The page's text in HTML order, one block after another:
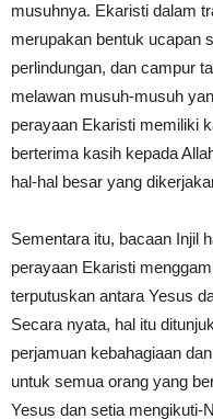
musuhnya. Ekaristi dalam
merupakan bentuk ucapan
perlindungan, dan campur
melawan musuh-musuh
perayaan Ekaristi memiliki
berterima kasih kepada
hal-hal besar yang
Sementara itu, bacaan Injil
perayaan Ekaristi
terputuskan antara Yesus
Secara nyata, hal itu
perjamuan kebahagiaan
untuk semua orang yang
Yesus dan setia mengikuti-